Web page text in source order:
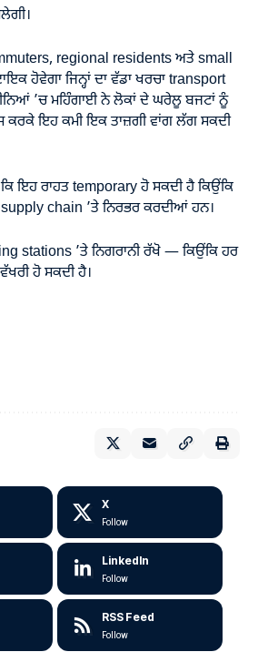
regional residents ਅਤੇ small
ਹੋਵੇਗਾ ਜਿਨ੍ਹਾਂ ਦਾ ਵੱਡਾ ਖਰਚਾ transport
’ਚ ਮਹਿੰਗਾਈ ਨੇ ਲੋਕਾਂ ਦੇ ਘਰੇਲੂ ਬਜਟਾਂ ਨੂੰ
ਇਸ ਕਰਕੇ ਇਹ ਕਮੀ ਇਕ ਤਾਜ਼ਗੀ ਵਾਂਗ ਲੱਗ ਸਕਦੀ
ਕਿ ਇਹ ਰਾਹਤ temporary ਹੋ ਸਕਦੀ ਹੈ ਕਿਉਂਕਿ
chain ’ਤੇ ਨਿਰਭਰ ਕਰਦੀਆਂ ਹਨ।
stations ’ਤੇ ਨਿਗਰਾਨੀ ਰੱਖੋ — ਕਿਉਂਕਿ ਹਰ
ਹੋ ਸਕਦੀ ਹੈ।
X
Follow
LinkedIn
Follow
RSS Feed
Follow